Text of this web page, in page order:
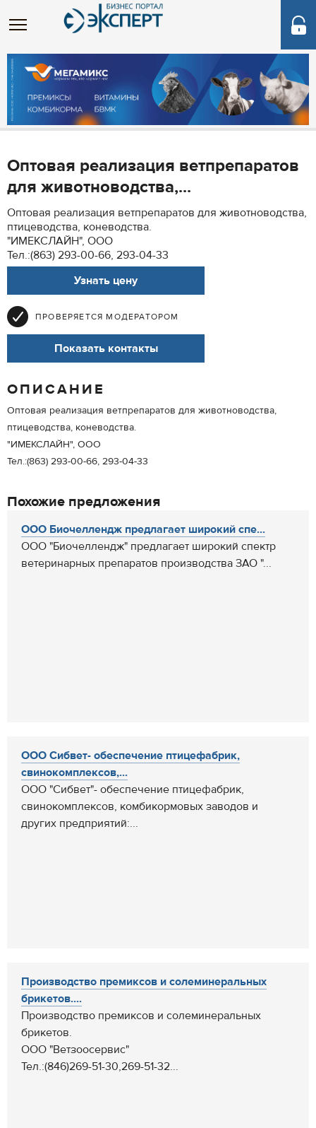
Оптовая реализация ветпрепаратов
для животноводства,...
Оптовая реализация ветпрепаратов для животноводства,
птицеводства, коневодства.
"ИМЕКСЛАЙН", ООО
Тел.:(863) 293-00-66, 293-04-33
Узнать цену
ПРОВЕРЯЕТСЯ МОДЕРАТОРОМ
Показать контакты
ОПИСАНИЕ
Оптовая реализация ветпрепаратов для животноводства,
птицеводства, коневодства.
"ИМЕКСЛАЙН", ООО
Тел.:(863) 293-00-66, 293-04-33
Похожие предложения
ООО Биочеллендж предлагает широкий спе...
ООО "Биочеллендж" предлагает широкий спектр
ветеринарных препаратов производства ЗАО "...
ООО Сибвет- обеспечение птицефабрик,
свинокомплексов,...
ООО "Сибвет"- обеспечение птицефабрик,
свинокомплексов, комбикормовых заводов и
других предприятий:...
Производство премиксов и солеминеральных
брикетов....
Производство премиксов и солеминеральных
брикетов.
ООО "Ветзоосервис"
Тел.:(846)269-51-30,269-51-32...